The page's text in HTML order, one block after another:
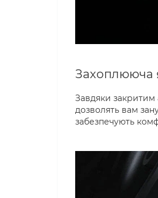
Захоплююча
Завдяки закритим
дозволять вам
забезпечують